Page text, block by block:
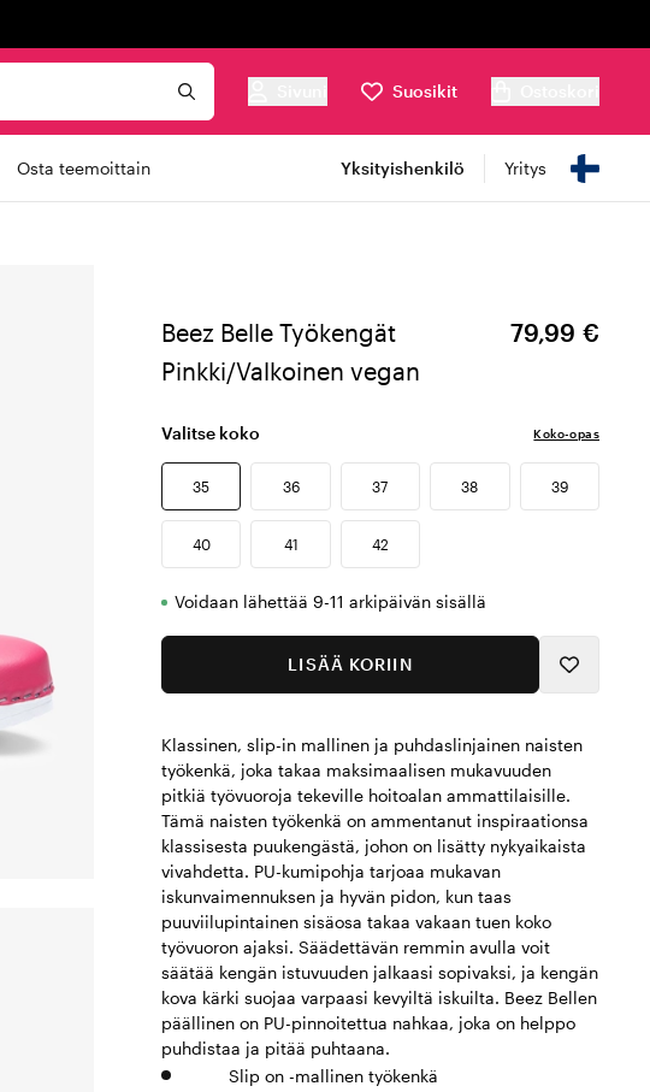
Suosikit
Osta teemoittain Yksityishenkilö Yritys
Beez Belle Työkengät
Pinkki/Valkoinen vegan
79,99 €
Valitse koko Koko-opas
35 36 37 38 39
40 41 42
Voidaan lähettää 9-11 arkipäivän sisällä
LISÄÄ KORIIN
Klassinen, slip-in mallinen ja puhdaslinjainen naisten
työkenkä, joka takaa maksimaalisen mukavuuden
pitkiä työvuoroja tekeville hoitoalan ammattilaisille.
Tämä naisten työkenkä on ammentanut inspiraationsa
klassisesta puukengästä, johon on lisätty nykyaikaista
vivahdetta. PU-kumipohja tarjoaa mukavan
iskunvaimennuksen ja hyvän pidon, kun taas
puuviilupintainen sisäosa takaa vakaan tuen koko
työvuoron ajaksi. Säädettävän remmin avulla voit
säätää kengän istuvuuden jalkaasi sopivaksi, ja kengän
kova kärki suojaa varpaasi kevyiltä iskuilta. Beez Bellen
päällinen on PU-pinnoitettua nahkaa, joka on helppo
puhdistaa ja pitää puhtaana.
Slip on -mallinen työkenkä